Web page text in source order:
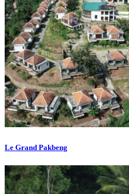
Le Grand Pakbeng